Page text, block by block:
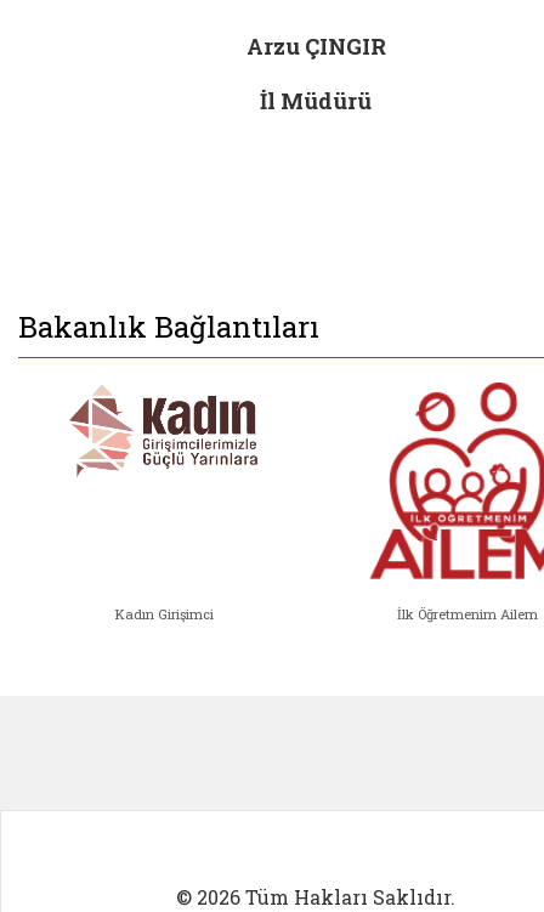
Arzu ÇINGIR
İl Müdürü
Bakanlık Bağlantıları
Kadın Girişimci İlk Öğretmenim Ailem
© 2026 Tüm Hakları Saklıdır.